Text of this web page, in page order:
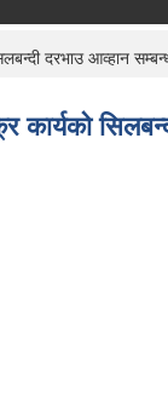
दरभाउ आव्हान
कार्यको